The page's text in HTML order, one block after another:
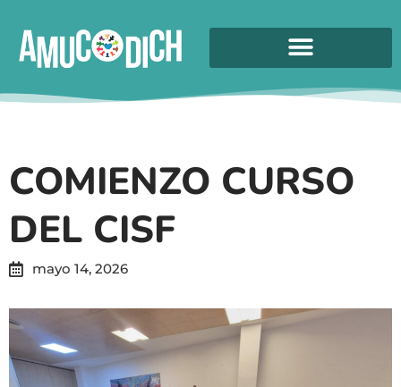
COMIENZO CURSO
DEL CISF
mayo 14, 2026